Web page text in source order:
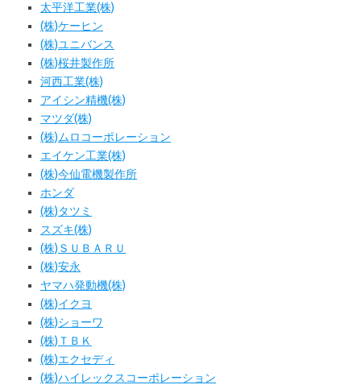
太平洋工業(株)
(株)ケーヒン
(株)ユニバンス
(株)桜井製作所
河西工業(株)
アイシン精機(株)
マツダ(株)
(株)ムロコーポレーション
エイケン工業(株)
(株)今仙電機製作所
ホンダ
(株)タツミ
スズキ(株)
(株)ＳＵＢＡＲＵ
(株)安永
ヤマハ発動機(株)
(株)イクヨ
(株)ショーワ
(株)ＴＢＫ
(株)エクセディ
(株)ハイレックスコーポレーション